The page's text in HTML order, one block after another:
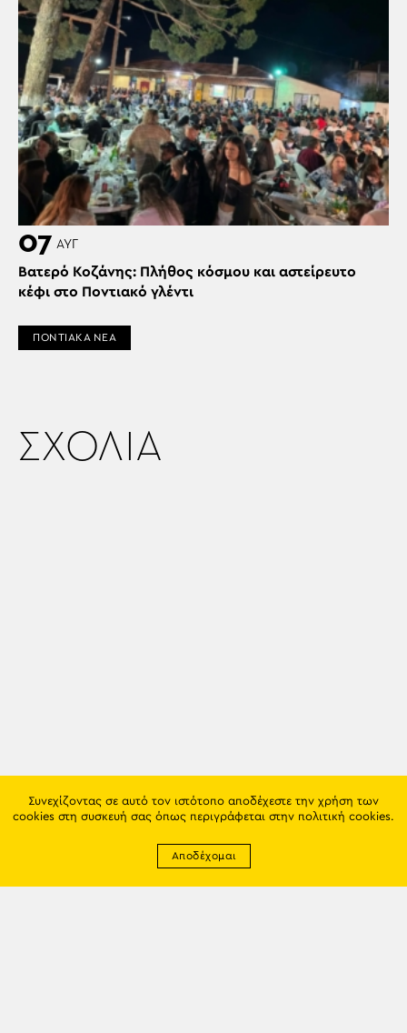
07 ΑΥΓ
Βατερό Κοζάνης: Πλήθος κόσμου και αστείρευτο
κέφι στο Ποντιακό γλέντι
ΠΟΝΤΙΑΚΑ ΝΕΑ
ΣΧΟΛΙΑ
Συνεχίζοντας σε αυτό τον ιστότοπο αποδέχεστε την χρήση των
cookies στη συσκευή σας όπως περιγράφεται στην πολιτική cookies.
Αποδέχομαι